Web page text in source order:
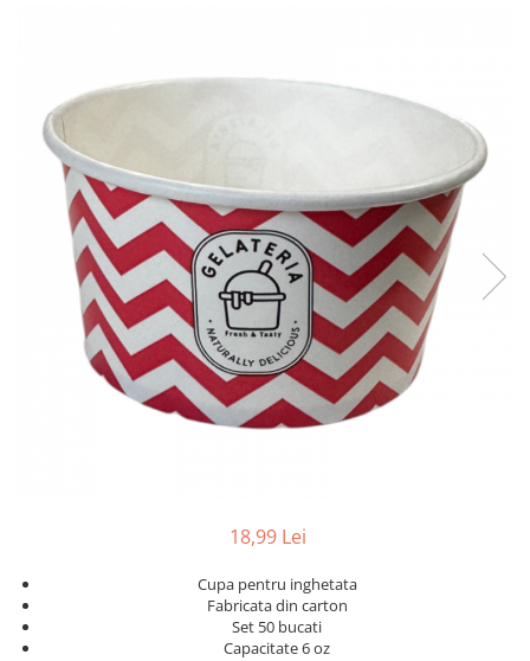
Insecticide si Capcane
Odorizante
Sapunuri
Solutii desfundat tevi
18,99 Lei
Cupa pentru inghetata
Fabricata din carton
Set 50 bucati
Capacitate 6 oz